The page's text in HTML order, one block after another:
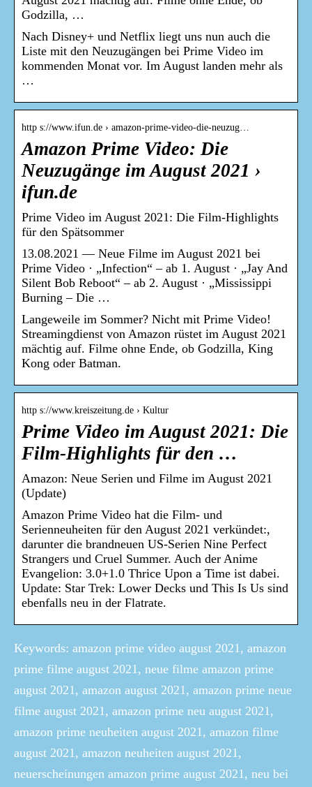
Godzilla, …
Nach Disney+ und Netflix liegt uns nun auch die
Liste mit den Neuzugängen bei Prime Video im
kommenden Monat vor. Im August landen mehr als
…
http s://www.ifun.de › amazon-prime-video-die-neuzug…
Amazon Prime Video: Die
Neuzugänge im August 2021 ›
ifun.de
Prime Video im August 2021: Die Film-Highlights
für den Spätsommer
13.08.2021 — Neue Filme im August 2021 bei
Prime Video · „Infection“ – ab 1. August · „Jay And
Silent Bob Reboot“ – ab 2. August · „Mississippi
Burning – Die …
Langeweile im Sommer? Nicht mit Prime Video!
Streamingdienst von Amazon rüstet im August 2021
mächtig auf. Filme ohne Ende, ob Godzilla, King
Kong oder Batman.
http s://www.kreiszeitung.de › Kultur
Prime Video im August 2021: Die
Film-Highlights für den …
Amazon: Neue Serien und Filme im August 2021
(Update)
Amazon Prime Video hat die Film- und
Serienneuheiten für den August 2021 verkündet:,
darunter die brandneuen US-Serien Nine Perfect
Strangers und Cruel Summer. Auch der Anime
Evangelion: 3.0+1.0 Thrice Upon a Time ist dabei.
Update: Star Trek: Lower Decks und This Is Us sind
ebenfalls neu in der Flatrate.
Keywords: amazon prime video august 2021, amazon
prime filme august 2021, neue filme amazon prime
august 2021, amazon august 2021, amazon prime neue
filme august 2021, amazon prime neu august 2021,
amazon prime neuheiten august 2021, amazon filme
august 2021, amazon neuheiten august 2021,
neuerscheinungen amazon prime august 2021, neu bei